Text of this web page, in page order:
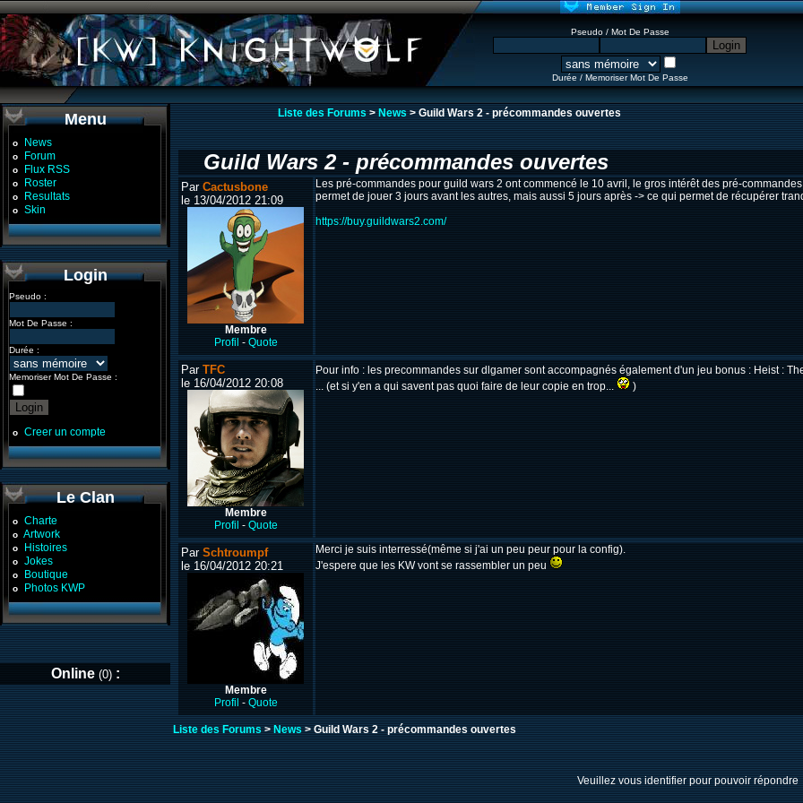
Pseudo / Mot De Passe
Durée / Memoriser Mot De Passe
Menu
o News
o Forum
o Flux RSS
o Roster
o Resultats
o Skin
Login
Pseudo :
Mot De Passe :
Durée :
Memoriser Mot De Passe :
o Creer un compte
Le Clan
o Charte
o Artwork
o Histoires
o Jokes
o Boutique
o Photos KWP
Online (0):
Liste des Forums>News> Guild Wars 2 - précommandes ouvertes
Guild Wars 2 - précommandes ouvertes
Par Cactusbone
le 13/04/2012 21:09
Membre
Profil - Quote
Les pré-commandes pour guild wars 2 ont commencé le 10 avril, le gros intérêt des pré-
permet de jouer 3 jours avant les autres, mais aussi 5 jours après -> ce qui permet de récupérer
https://buy.guildwars2.com/
Par TFC
le 16/04/2012 20:08
Membre
Profil - Quote
Pour info : les precommandes sur dlgamer sont accompagnés également d'un jeu bonus : Heist :
... (et si y'en a qui savent pas quoi faire de leur copie en trop...
)
Par Schtroumpf
le 16/04/2012 20:21
Membre
Profil - Quote
Merci je suis interressé(même si j'ai un peu peur pour la config).
J'espere que les KW vont se rassembler un peu
Liste des Forums>News> Guild Wars 2 - précommandes ouvertes
Veuillez vous identifier pour pouvoir répondre